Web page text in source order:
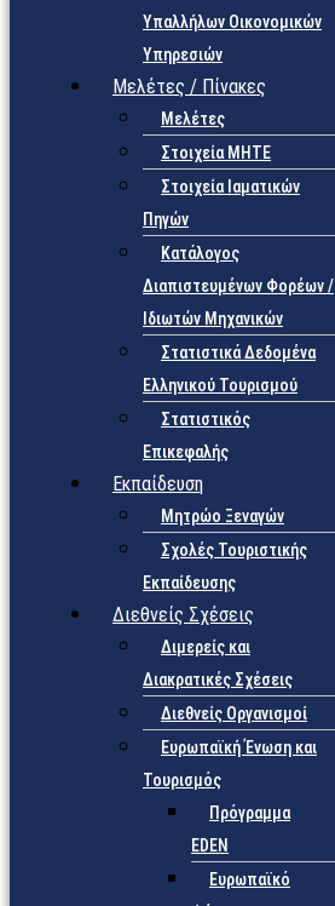
Υπαλλήλων Οικονομικών
Υπηρεσιών
Μελέτες / Πίνακες
Μελέτες
Στοιχεία ΜΗΤΕ
Στοιχεία Ιαματικών
Πηγών
Κατάλογος
Διαπιστευμένων Φορέων /
Ιδιωτών Μηχανικών
Στατιστικά Δεδομένα
Ελληνικού Τουρισμού
Στατιστικός
Επικεφαλής
Εκπαίδευση
Μητρώο Ξεναγών
Σχολές Τουριστικής
Εκπαίδευσης
Διεθνείς Σχέσεις
Διμερείς και
Διακρατικές Σχέσεις
Διεθνείς Οργανισμοί
Ευρωπαϊκή Ένωση και
Τουρισμός
Πρόγραμμα
EDEN
Ευρωπαϊκό